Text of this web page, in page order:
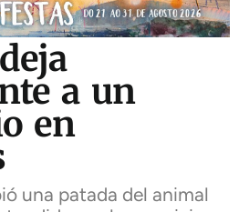
a un
en
una patada del animal